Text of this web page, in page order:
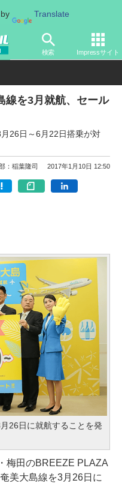
Translate
検索 Impressサイト
九州
線を3月就航、セール
26日～6月22日搭乗が対
：稲葉隆司 2017年1月10日 12:50
26日に就航することを発
梅田のBREEZE PLAZA
美大島線を3月26日に